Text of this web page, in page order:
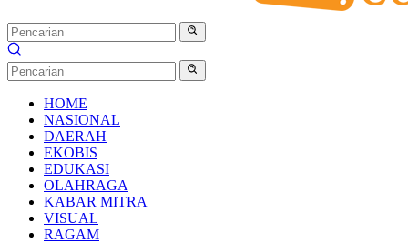
HOME
NASIONAL
DAERAH
EKOBIS
EDUKASI
OLAHRAGA
KABAR MITRA
VISUAL
RAGAM